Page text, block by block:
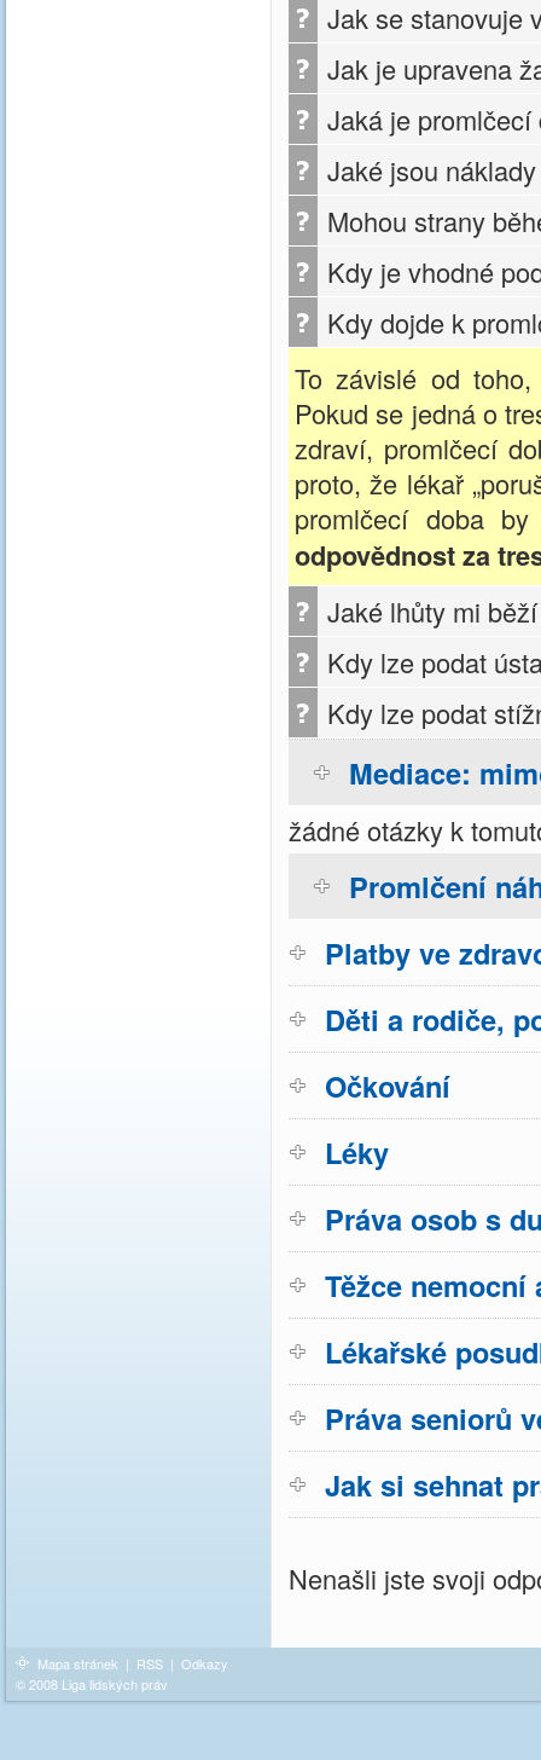
Jak se stanovuje
Jak je upravena
Jaká je
Jaké jsou
Mohou strany
Kdy je vhodné
Kdy dojde k
To závislé od
Pokud se jedná o
zdraví, promlčecí
proto, že lékař
promlčecí doba
odpovědnost za
Jaké lhůty mi
Kdy lze podat
Kdy lze podat
Mediace:
žádné otázky k
Promlčení
Platby ve
Děti a rodiče,
Očkování
Léky
Práva osob s
Těžce
Lékařské
Práva seniorů
Jak si sehnat
Nenašli jste svoji
Mapa stránek | RSS | Odkazy
© 2008 Liga lidských práv